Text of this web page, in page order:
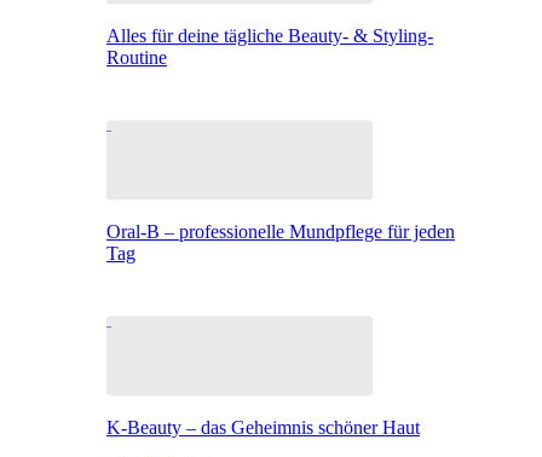
Alles für deine tägliche Beauty- & Styling-
Routine
Oral-B – professionelle Mundpflege für jeden
Tag
K-Beauty – das Geheimnis schöner Haut